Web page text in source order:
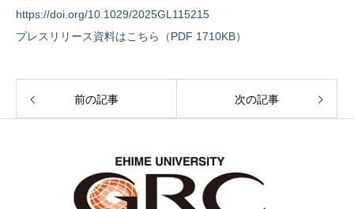
https://doi.org/10.1029/2025GL115215
プレスリリース資料はこちら（PDF 1710KB）
前の記事 次の記事